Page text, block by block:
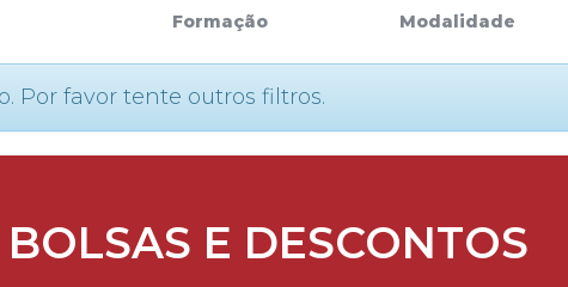
Formação Modalidade
Por favor tente outros filtros.
BOLSAS E DESCONTOS